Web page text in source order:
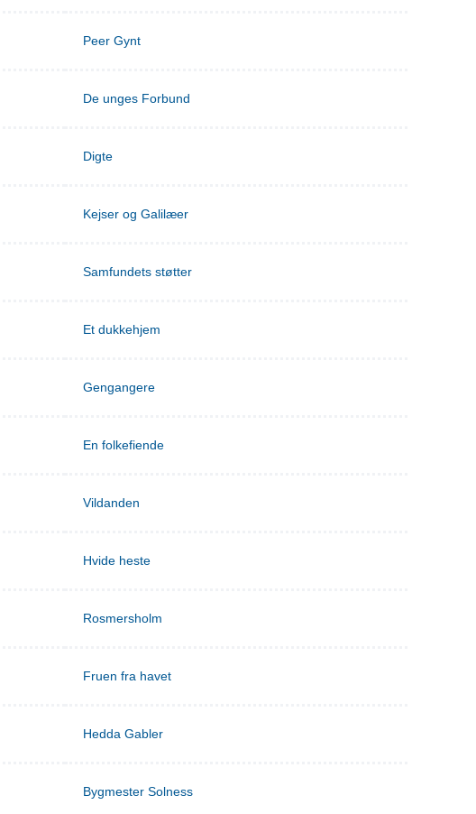
Peer Gynt
De unges Forbund
Digte
Kejser og Galilæer
Samfundets støtter
Et dukkehjem
Gengangere
En folkefiende
Vildanden
Hvide heste
Rosmersholm
Fruen fra havet
Hedda Gabler
Bygmester Solness